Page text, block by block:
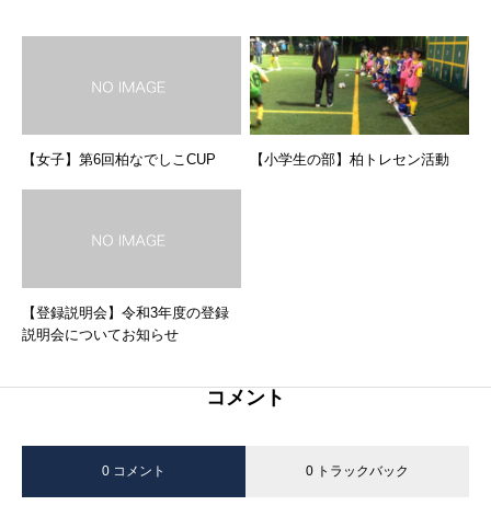
【女子】第6回柏なでしこCUP 【小学生の部】柏トレセン活動
【登録説明会】令和3年度の登録
説明会についてお知らせ
コメント
0 コメント 0 トラックバック